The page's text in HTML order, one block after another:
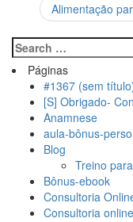
Alimentação
Páginas
#1367 (sem
[S] Obrigado-
Anamnese
aula-bônus-
Blog
Treino
Bônus-ebook
Consultoria
Consultoria